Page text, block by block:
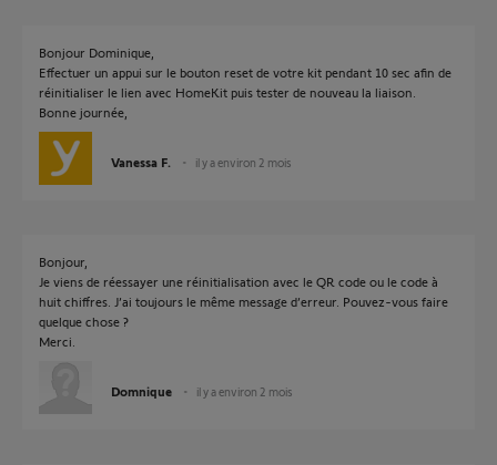
Bonjour Dominique,
Effectuer un appui sur le bouton reset de votre kit pendant 10 sec afin de
réinitialiser le lien avec HomeKit puis tester de nouveau la liaison.
Bonne journée,
Vanessa F. il y a environ 2 mois
Bonjour,
Je viens de réessayer une réinitialisation avec le QR code ou le code à
huit chiffres. J’ai toujours le même message d’erreur. Pouvez-vous faire
quelque chose ?
Merci.
Domnique il y a environ 2 mois